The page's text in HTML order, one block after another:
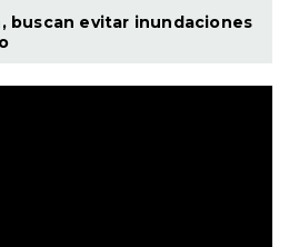
buscan evitar inundaciones